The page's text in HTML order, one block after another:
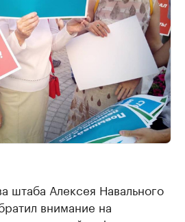
штаба Алексея Навального
внимание на